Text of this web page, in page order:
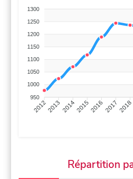
1300
1250
1200
1150
1100
1050
1000
950
201220132014201520162017 2018
Répartition